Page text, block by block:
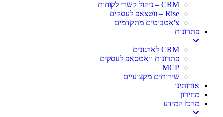
CRM – ניהול קשרי לקוחות
Rise – ווטצאפ לעסקים
צ'אטבוטים מתקדמים
פתרונות
CRM לארגונים
פתרונות וואטסאפ לעסקים
MCP
שירותים מקצועיים
אודותינו
מחירון
מרכז המידע